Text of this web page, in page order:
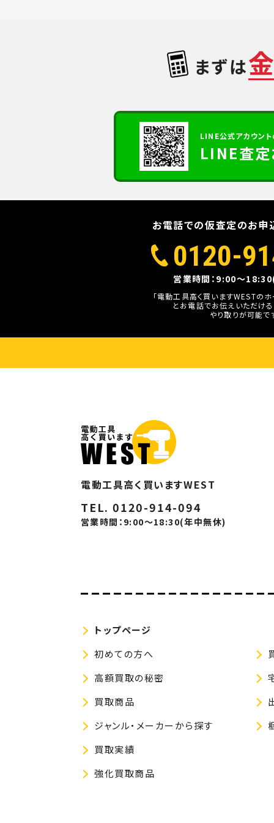
まずは
LINE公式アカウン
LINE査
お電話での仮査定のお申
0120-
営業時間：9:00～
「電動工具高く買いますWESTの
とお電話でお伝えいただけ
やり取りが可能で
電動工具高く買いますWEST
TEL. 0120-914-094
営業時間：9:00～18:30(年中無休)
トップページ
初めての方へ
高額買取の秘密
買取商品
ジャンル・メーカーから探す
買取実績
強化買取商品